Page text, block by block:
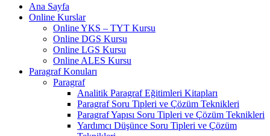
Ana Sayfa
Online Kurslar
Online YKS – TYT Kursu
Online DGS Kursu
Online LGS Kursu
Online ALES Kursu
Paragraf Konuları
Paragraf
Analitik Paragraf Eğitimleri Kitapları
Paragraf Soru Tipleri ve Çözüm Teknikleri
Paragraf Yapısı Soru Tipleri ve Çözüm Teknikleri
Yardımcı Düşünce Soru Tipleri ve Çözüm